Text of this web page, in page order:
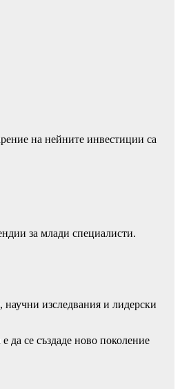
на нейните инвестиции са
за млади специалисти.
научни изследвания и лидерски
да се създаде ново поколение